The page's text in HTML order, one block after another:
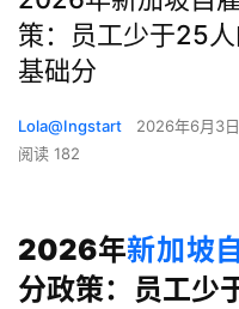
策：员工少于25
基础分
Lola@Ingstart 2026年6月3
阅读 182
2026年新加坡
分政策：员工少